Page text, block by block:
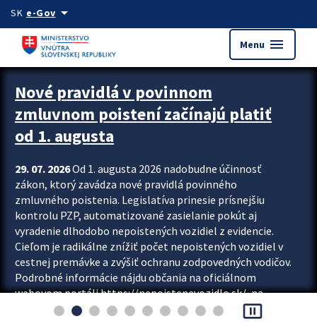
Preskocit na hlavný obsah
SK e-Govarrow_drop_down
Menu menu
Zastavit automatický posun upútavok
Nové pravidlá v povinnom
zmluvnom poistení začínajú platiť
od 1. augusta
29. 07. 2026Od 1. augusta 2026 nadobudne účinnosť
zákon, ktorý zavádza nové pravidlá povinného
zmluvného poistenia. Legislatíva prinesie prísnejšiu
kontrolu PZP, automatizované zasielanie pokút aj
vyradenie dlhodobo nepoistených vozidiel z evidencie.
Cieľom je radikálne znížiť počet nepoistených vozidiel v
cestnej premávke a zvýšiť ochranu zodpovedných vodičov.
Podrobné informácie nájdu občania na oficiálnom
webovom portáli https://nepoistenevozidlo.sk/, na
ktorom od augusta pribudne aj možnosť overiť si...
pause_presentation